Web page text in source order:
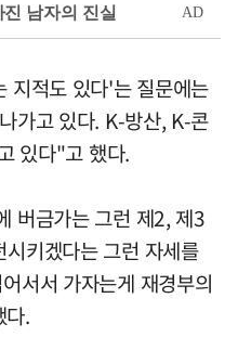
지적도 있다'는 질문에는
가고 있다. K-방산, K-콘
있다"고 했다.
버금가는 그런 제2, 제3
키겠다는 그런 자세를
서서 가자는게 재경부의
다.